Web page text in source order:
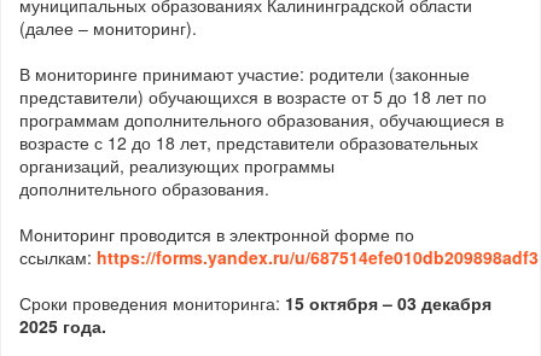
муниципальных образованиях Калининградской области
(далее – мониторинг).
В мониторинге принимают участие: родители (законные
представители) обучающихся в возрасте от 5 до 18 лет по
программам дополнительного образования, обучающиеся в
возрасте с 12 до 18 лет, представители образовательных
организаций, реализующих программы
дополнительного образования.
Мониторинг проводится в электронной форме по
ссылкам: https://forms.yandex.ru/u/687514efe010db209898adf3
Сроки проведения мониторинга: 15 октября – 03 декабря
2025 года.